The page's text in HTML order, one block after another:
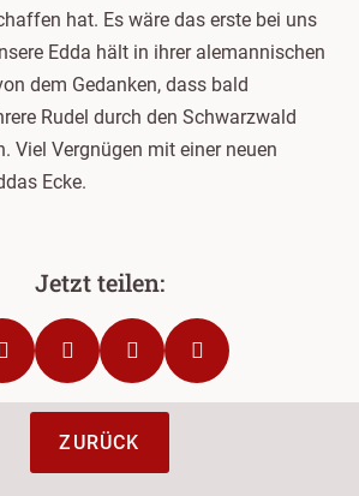
hat. Es wäre das erste bei uns
Edda hält in ihrer alemannischen
dem Gedanken, dass bald
Rudel durch den Schwarzwald
Viel Vergnügen mit einer neuen
Ecke.
ZURÜCK